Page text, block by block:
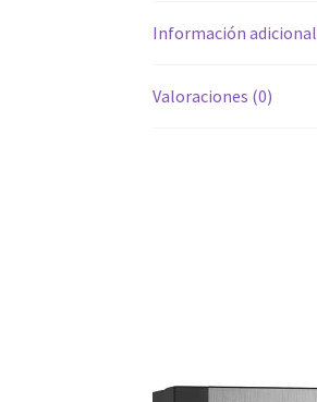
Información adicional
Valoraciones (0)